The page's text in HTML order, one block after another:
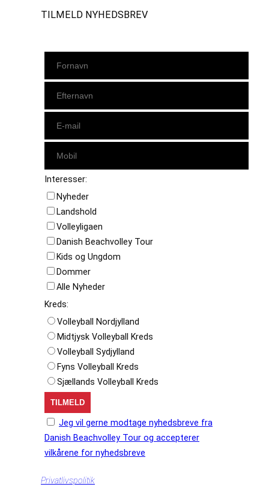
TILMELD NYHEDSBREV
Interesser:
Nyheder
Landshold
Volleyligaen
Danish Beachvolley Tour
Kids og Ungdom
Dommer
Alle Nyheder
Kreds:
Volleyball Nordjylland
Midtjysk Volleyball Kreds
Volleyball Sydjylland
Fyns Volleyball Kreds
Sjællands Volleyball Kreds
Jeg vil gerne modtage nyhedsbreve fra
Danish Beachvolley Tour og accepterer
vilkårene for nyhedsbreve
Privatlivspolitik